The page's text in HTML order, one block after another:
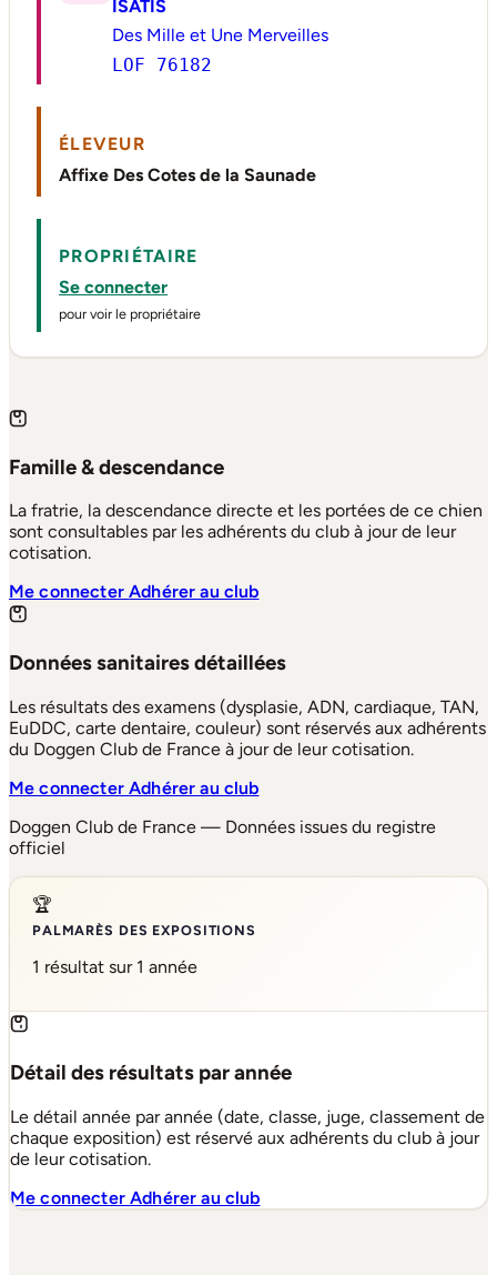
ISATIS
Des Mille et Une Merveilles
LOF 76182
ÉLEVEUR
Affixe Des Cotes de la Saunade
PROPRIÉTAIRE
Se connecter
pour voir le propriétaire
Famille & descendance
La fratrie, la descendance directe et les portées de ce chien
sont consultables par les adhérents du club à jour de leur
cotisation.
Me connecterAdhérer au club
Données sanitaires détaillées
Les résultats des examens (dysplasie, ADN, cardiaque, TAN,
EuDDC, carte dentaire, couleur) sont réservés aux adhérents
du Doggen Club de France à jour de leur cotisation.
Me connecterAdhérer au club
Doggen Club de France — Données issues du registre
officiel
🏆
PALMARÈS DES EXPOSITIONS
1 résultat sur 1 année
Détail des résultats par année
Le détail année par année (date, classe, juge, classement de
chaque exposition) est réservé aux adhérents du club à jour
de leur cotisation.
Me connecterAdhérer au club